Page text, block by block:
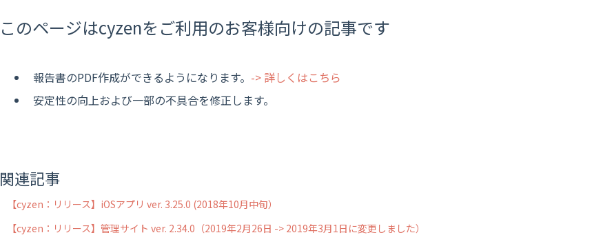
このページはcyzenをご利用のお客様向けの記事です
報告書のPDF作成ができるようになります。 -> 詳しくはこちら
安定性の向上および一部の不具合を修正します。
関連記事
【cyzen：リリース】iOSアプリ ver. 3.25.0 (2018年10月中旬）
【cyzen：リリース】管理サイト ver. 2.34.0（2019年2月26日 -> 2019年3月1日に変更しました）